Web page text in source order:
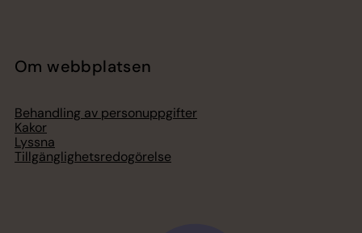
Om webbplatsen
Behandling av personuppgifter
Kakor
Lyssna
Tillgänglighetsredogörelse